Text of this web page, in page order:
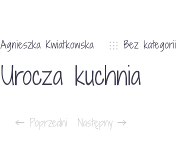
Agnieszka Kwiatkowska Bez kategorii
Urocza kuchnia
Poprzedni Następny